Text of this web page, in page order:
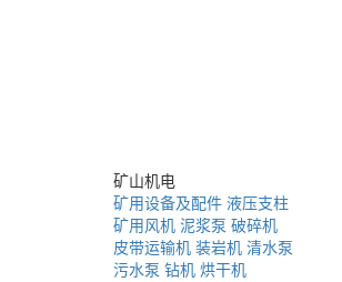
矿山机电
矿用设备及配件 液压支柱
矿用风机 泥浆泵 破碎机
皮带运输机 装岩机 清水泵
污水泵 钻机 烘干机